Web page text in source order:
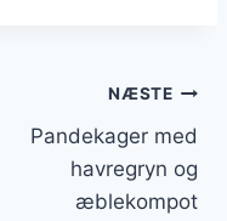
NÆSTE
Pandekager med
havregryn og
æblekompot